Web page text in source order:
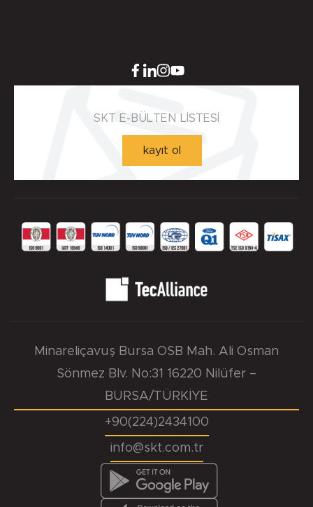
SKT E-BÜLTEN LİSTESİ
kayıt ol
Minareliçavuş Bursa OSB Mah. Ali Osman
Sönmez Blv. No:31 16220 Nilüfer –
BURSA/TÜRKİYE
+90(224)2434100
info@skt.com.tr